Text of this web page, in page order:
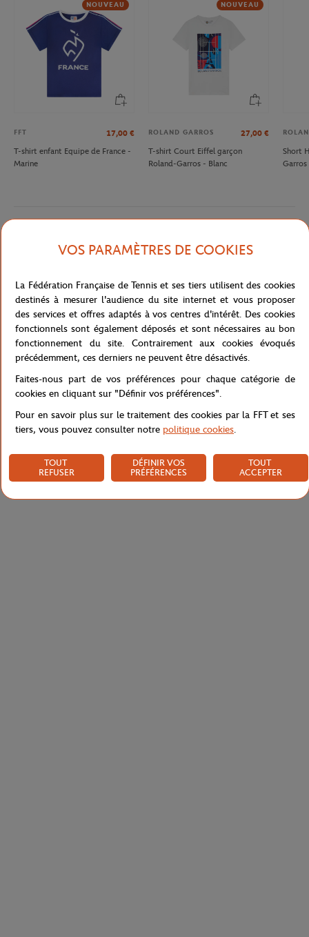
NOUVEAU
FFT 17,00 €
T-shirt enfant Equipe de France -
Marine
NOUVEAU
ROLAND GARROS 27,00 €
T-shirt Court Eiffel garçon
Roland-Garros - Blanc
Short
Description détaillée
collection des ramasseurs.ses de balles 2022. Lien de serrage, bas
bord-côte et logo sur la cuisse.
Référence :XJ5441-D1L
Caractéristiques
VOS PARAMÈTRES DE COOKIES
La Fédération Française de Tennis et ses tiers utilisent des cookies
destinés à mesurer l'audience du site internet et vous proposer
des services et offres adaptés à vos centres d'intérêt. Des cookies
fonctionnels sont également déposés et sont nécessaires au bon
fonctionnement du site. Contrairement aux cookies évoqués
précédemment, ces derniers ne peuvent être désactivés.
Faites-nous part de vos préférences pour chaque catégorie de
cookies en cliquant sur "Définir vos préférences".
Pour en savoir plus sur le traitement des cookies par la FFT et ses
tiers, vous pouvez consulter notre politique cookies.
TOUT
REFUSER
DÉFINIR VOS
PRÉFÉRENCES
TOUT
ACCEPTER